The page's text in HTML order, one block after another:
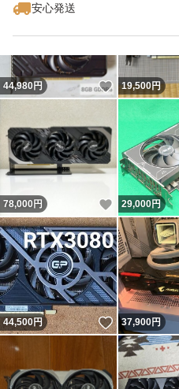
安心発送
44,980円 いいね！
19,500円
78,000 円 いいね！
29,000円
44,500円 いいね！
37,900円